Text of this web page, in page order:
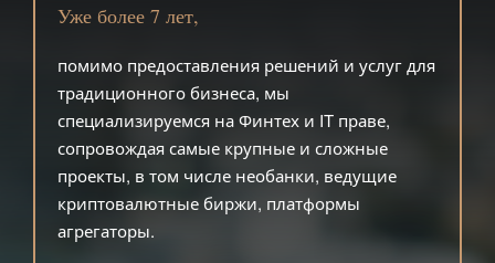
Уже более 7 лет,
помимо предоставления решений и услуг для
традиционного бизнеса, мы
специализируемся на Финтех и IT праве,
сопровождая самые крупные и сложные
проекты, в том числе необанки, ведущие
криптовалютные биржи, платформы
агрегаторы.